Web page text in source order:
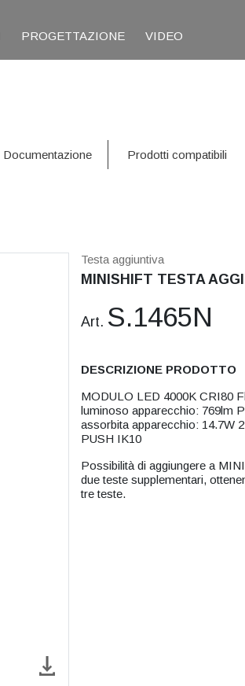
PROGETTAZIONE VIDEO
Documentazione Prodotti compatibili
Testa aggiuntiva
MINISHIFT TESTA
Art. S.1465N
DESCRIZIONE PRODOTTO
MODULO LED 4000K CRI80
luminoso apparecchio: 769lm
assorbita apparecchio: 14.7W
PUSH IK10
Possibilità di aggiungere a
due teste supplementari,
tre teste.